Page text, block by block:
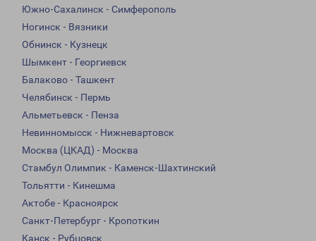
Южно-Сахалинск - Симферополь
Ногинск - Вязники
Обнинск - Кузнецк
Шымкент - Георгиевск
Балаково - Ташкент
Челябинск - Пермь
Альметьевск - Пенза
Невинномысск - Нижневартовск
Москва (ЦКАД) - Москва
Стамбул Олимпик - Каменск-Шахтинский
Тольятти - Кинешма
Актобе - Красноярск
Санкт-Петербург - Кропоткин
Канск - Рубцовск